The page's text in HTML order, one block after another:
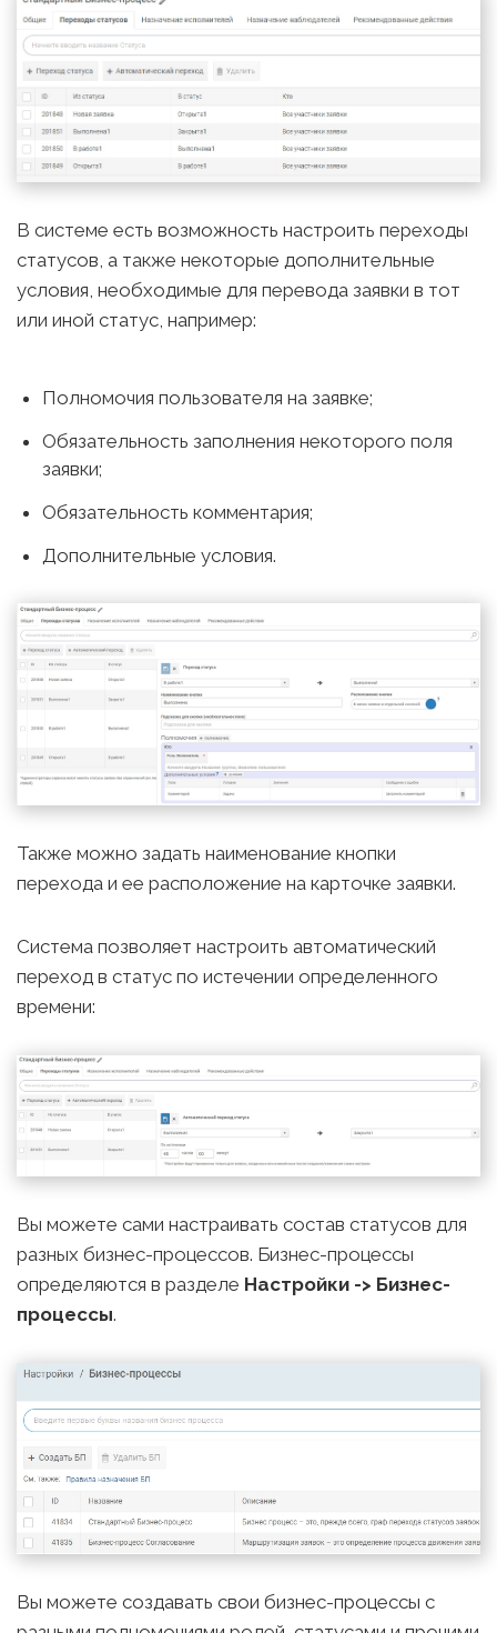
В системе есть возможность настроить переходы
статусов, а также некоторые дополнительные
условия, необходимые для перевода заявки в тот
или иной статус, например:
Полномочия пользователя на заявке;
Обязательность заполнения некоторого поля
заявки;
Обязательность комментария;
Дополнительные условия.
Также можно задать наименование кнопки
перехода и ее расположение на карточке заявки.
Система позволяет настроить автоматический
переход в статус по истечении определенного
времени:
Вы можете сами настраивать состав статусов для
разных бизнес-процессов. Бизнес-процессы
определяются в разделе Настройки -> Бизнес-
процессы.
Вы можете создавать свои бизнес-процессы с